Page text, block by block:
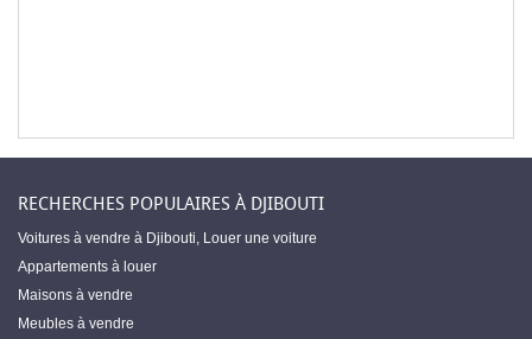
RECHERCHES POPULAIRES À DJIBOUTI
Voitures à vendre à Djibouti, Louer une voiture
Appartements à louer
Maisons à vendre
Meubles à vendre